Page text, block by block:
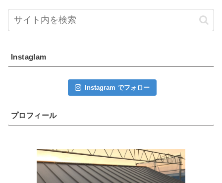
Instaglam
Instagram でフォロー
プロフィール